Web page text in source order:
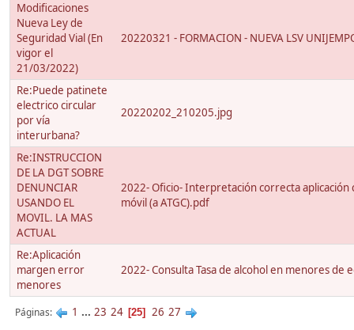
Modificaciones
Nueva Ley de
Seguridad Vial (En
vigor el
21/03/2022)
20220321 - FORMACION - NUEVA LSV
Re:Puede patinete
electrico circular
por vía
interurbana?
20220202_210205.jpg
Re:INSTRUCCION
DE LA DGT SOBRE
DENUNCIAR
USANDO EL
MOVIL. LA MAS
ACTUAL
2022- Oficio- Interpretación correcta
móvil (a ATGC).pdf
Re:Aplicación
margen error
menores
2022- Consulta Tasa de alcohol en menores de
Páginas 1 ... 23 24 25 26 27